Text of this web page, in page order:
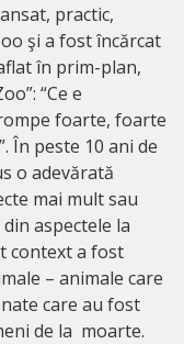
practic,
şi a fost încărcat
în prim-plan,
“Ce e
foarte, foarte
În peste 10 ani de
o adevărată
mai mult sau
aspectele la
context a fost
– animale care
care au fost
de la moarte.